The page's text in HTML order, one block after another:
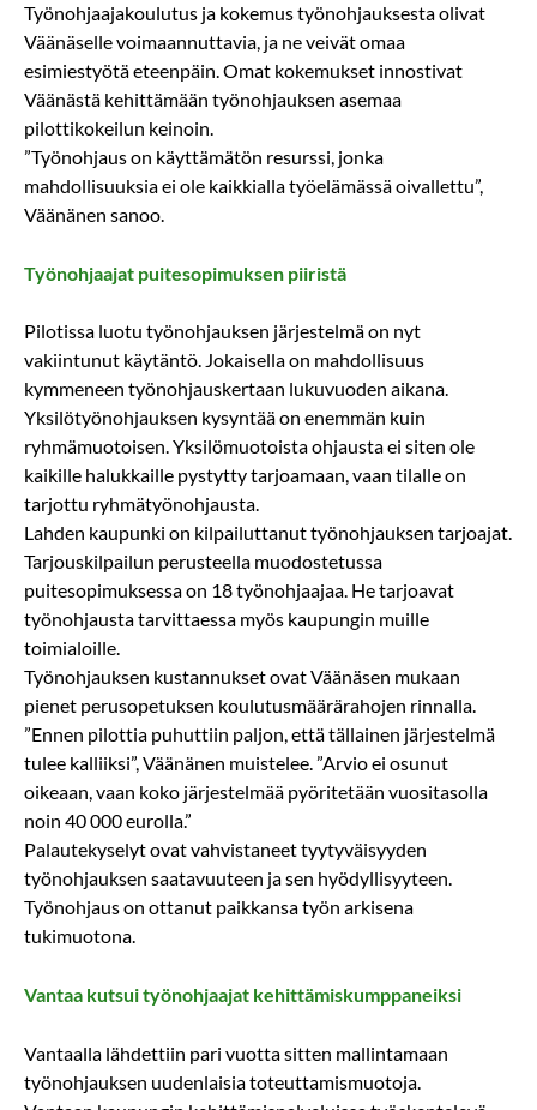
Työnohjaajakoulutus ja kokemus työnohjauksesta olivat
Väänäselle voimaannuttavia, ja ne veivät omaa
esimiestyötä eteenpäin. Omat kokemukset innostivat
Väänästä kehittämään työnohjauksen asemaa
pilottikokeilun keinoin.
”Työnohjaus on käyttämätön resurssi, jonka
mahdollisuuksia ei ole kaikkialla työelämässä oivallettu”,
Väänänen sanoo.
Työnohjaajat puitesopimuksen piiristä
Pilotissa luotu työnohjauksen järjestelmä on nyt
vakiintunut käytäntö. Jokaisella on mahdollisuus
kymmeneen työnohjauskertaan lukuvuoden aikana.
Yksilötyönohjauksen kysyntää on enemmän kuin
ryhmämuotoisen. Yksilömuotoista ohjausta ei siten ole
kaikille halukkaille pystytty tarjoamaan, vaan tilalle on
tarjottu ryhmätyönohjausta.
Lahden kaupunki on kilpailuttanut työnohjauksen tarjoajat.
Tarjouskilpailun perusteella muodostetussa
puitesopimuksessa on 18 työnohjaajaa. He tarjoavat
työnohjausta tarvittaessa myös kaupungin muille
toimialoille.
Työnohjauksen kustannukset ovat Väänäsen mukaan
pienet perusopetuksen koulutusmäärärahojen rinnalla.
”Ennen pilottia puhuttiin paljon, että tällainen järjestelmä
tulee kalliiksi”, Väänänen muistelee. ”Arvio ei osunut
oikeaan, vaan koko järjestelmää pyöritetään vuositasolla
noin 40 000 eurolla.”
Palautekyselyt ovat vahvistaneet tyytyväisyyden
työnohjauksen saatavuuteen ja sen hyödyllisyyteen.
Työnohjaus on ottanut paikkansa työn arkisena
tukimuotona.
Vantaa kutsui työnohjaajat kehittämiskumppaneiksi
Vantaalla lähdettiin pari vuotta sitten mallintamaan
työnohjauksen uudenlaisia toteuttamismuotoja.